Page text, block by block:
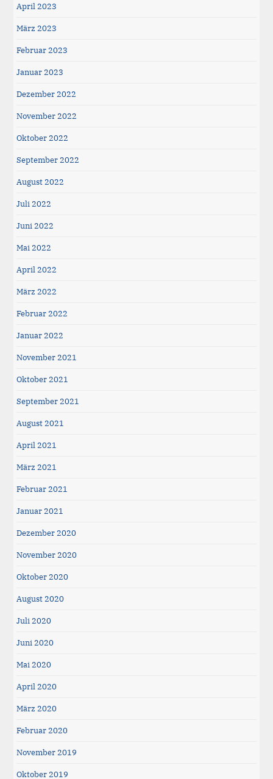
April 2023
März 2023
Februar 2023
Januar 2023
Dezember 2022
November 2022
Oktober 2022
September 2022
August 2022
Juli 2022
Juni 2022
Mai 2022
April 2022
März 2022
Februar 2022
Januar 2022
November 2021
Oktober 2021
September 2021
August 2021
April 2021
März 2021
Februar 2021
Januar 2021
Dezember 2020
November 2020
Oktober 2020
August 2020
Juli 2020
Juni 2020
Mai 2020
April 2020
März 2020
Februar 2020
November 2019
Oktober 2019